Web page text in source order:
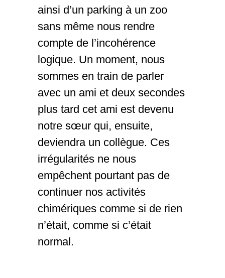
ainsi d’un parking à un zoo
sans même nous rendre
compte de l’incohérence
logique. Un moment, nous
sommes en train de parler
avec un ami et deux secondes
plus tard cet ami est devenu
notre sœur qui, ensuite,
deviendra un collègue. Ces
irrégularités ne nous
empêchent pourtant pas de
continuer nos activités
chimériques comme si de rien
n’était, comme si c’était
normal.